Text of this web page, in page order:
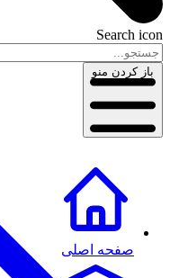
Search icon
باز کردن منو
صفحه اصلی